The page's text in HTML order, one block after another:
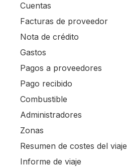
Cuentas
Facturas de proveedor
Nota de crédito
Gastos
Pagos a proveedores
Pago recibido
Combustible
Administradores
Zonas
Resumen de costes del viaje
Informe de viaje